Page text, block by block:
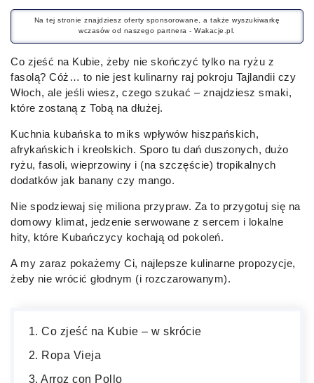
Na tej stronie znajdziesz oferty sponsorowane, a także wyszukiwarkę
wczasów od naszego partnera - Wakacje.pl.
Co zjeść na Kubie, żeby nie skończyć tylko na ryżu z
fasolą? Cóż… to nie jest kulinarny raj pokroju Tajlandii czy
Włoch, ale jeśli wiesz, czego szukać – znajdziesz smaki,
które zostaną z Tobą na dłużej.
Kuchnia kubańska to miks wpływów hiszpańskich,
afrykańskich i kreolskich. Sporo tu dań duszonych, dużo
ryżu, fasoli, wieprzowiny i (na szczęście) tropikalnych
dodatków jak banany czy mango.
Nie spodziewaj się miliona przypraw. Za to przygotuj się na
domowy klimat, jedzenie serwowane z sercem i lokalne
hity, które Kubańczycy kochają od pokoleń.
A my zaraz pokażemy Ci, najlepsze kulinarne propozycje,
żeby nie wrócić głodnym (i rozczarowanym).
Co zjeść na Kubie – w skrócie
Ropa Vieja
Arroz con Pollo